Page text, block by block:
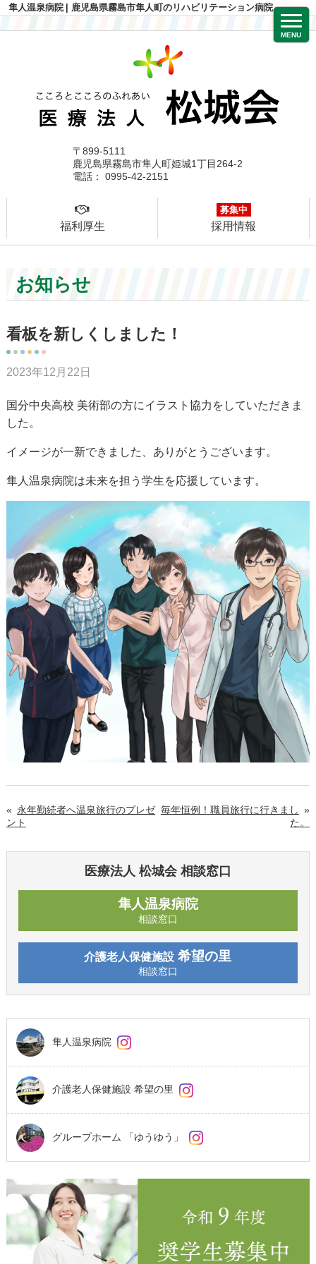
MENU
隼人温泉病院 | 鹿児島県霧島市隼人町のリハビリテーション病院
〒899-5111
鹿児島県霧島市隼人町姫城1丁目264-2
電話： 0995-42-2151
福利厚生
募集中
採用情報
お知らせ
看板を新しくしました！
2023年12月22日
国分中央高校 美術部の方にイラスト協力をしていただきま
した。
イメージが一新できました、ありがとうございます。
隼人温泉病院は未来を担う学生を応援しています。
« 永年勤続者へ温泉旅行のプレゼ
ント
»
毎年恒例！職員旅行に行きまし
た。
医療法人 松城会 相談窓口
隼人温泉病院
相談窓口
介護老人保健施設 希望の里
相談窓口
隼人温泉病院
介護老人保健施設 希望の里
グループホーム 「ゆうゆう」